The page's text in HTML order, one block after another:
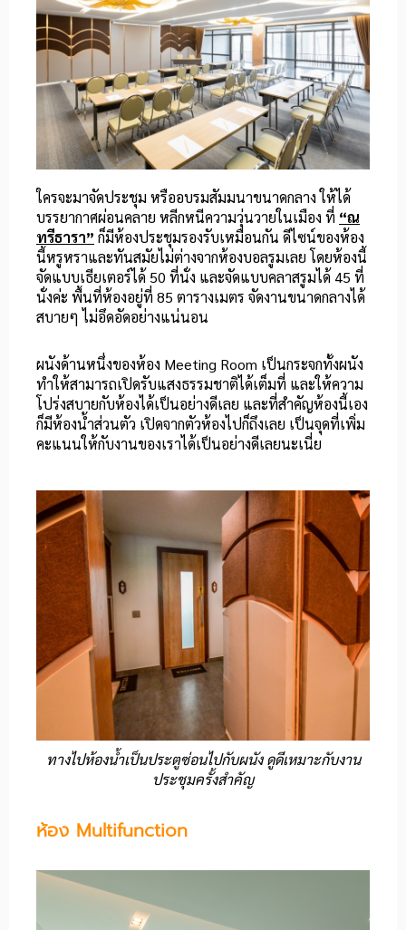
ใครจะมาจัดประชุม หรืออบรมสัมมนาขนาดกลาง ให้ได้
บรรยากาศผ่อนคลาย หลีกหนีความวุ่นวายในเมือง ที่ “ณ
ทรีธารา” ก็มีห้องประชุมรองรับเหมือนกัน ดีไซน์ของห้อง
นี้หรูหราและทันสมัยไม่ต่างจากห้องบอลรูมเลย โดยห้องนี้
จัดแบบเธียเตอร์ได้ 50 ที่นั่ง และจัดแบบคลาสรูมได้ 45 ที่
นั่งค่ะ พื้นที่ห้องอยู่ที่ 85 ตารางเมตร จัดงานขนาดกลางได้
สบายๆ ไม่อึดอัดอย่างแน่นอน
ผนังด้านหนึ่งของห้อง Meeting Room เป็นกระจกทั้งผนัง
ทำให้สามารถเปิดรับแสงธรรมชาติได้เต็มที่ และให้ความ
โปร่งสบายกับห้องได้เป็นอย่างดีเลย และที่สำคัญห้องนี้เอง
ก็มีห้องน้ำส่วนตัว เปิดจากตัวห้องไปก็ถึงเลย เป็นจุดที่เพิ่ม
คะแนนให้กับงานของเราได้เป็นอย่างดีเลยนะเนี่ย
ทางไปห้องน้ำเป็นประตูซ่อนไปกับผนัง ดูดีเหมาะกับงาน
ประชุมครั้งสำคัญ
ห้อง Multifunction